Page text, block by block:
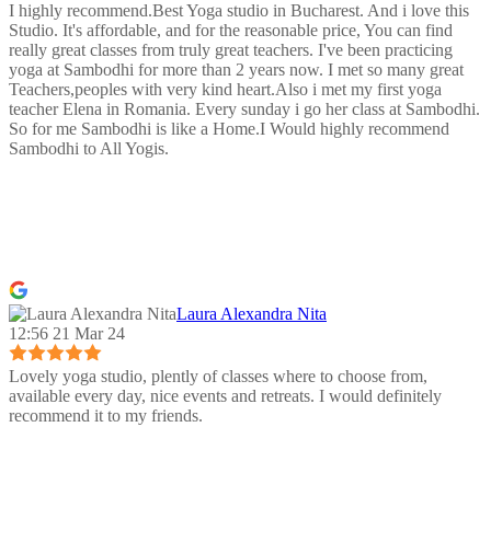
I highly recommend.Best Yoga studio in Bucharest. And i love this
Studio. It's affordable, and for the reasonable price, You can find
really great classes from truly great teachers. I've been practicing
yoga at Sambodhi for more than 2 years now. I met so many great
Teachers,peoples with very kind heart.Also i met my first yoga
teacher Elena in Romania. Every sunday i go her class at Sambodhi.
So for me Sambodhi is like a Home.I Would highly recommend
Sambodhi to All Yogis.
Laura Alexandra Nita
12:56 21 Mar 24
Lovely yoga studio, plently of classes where to choose from,
available every day, nice events and retreats. I would definitely
recommend it to my friends.